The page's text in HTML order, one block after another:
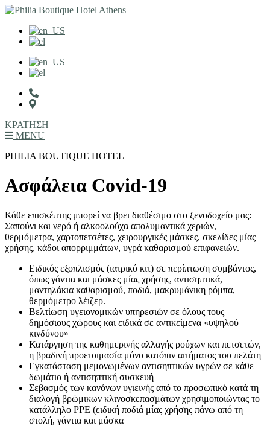
ΚΡΑΤΗΣΗ
MENU
PHILIA BOUTIQUE HOTEL
Ασφάλεια Covid-19
Κάθε επισκέπτης μπορεί να βρει διαθέσιμο στο ξενοδοχείο μας:
Σαπούνι και νερό ή αλκοολούχα απολυμαντικά χεριών,
θερμόμετρα, χαρτοπετσέτες, χειρουργικές μάσκες, σκελίδες μίας
χρήσης, κάδοι απορριμμάτων, υγρά καθαρισμού επιφανειών.
Ειδικός εξοπλισμός (ιατρικό κιτ) σε περίπτωση συμβάντος,
όπως γάντια και μάσκες μίας χρήσης, αντισηπτικά,
μαντηλάκια καθαρισμού, ποδιά, μακρυμάνικη ρόμπα,
θερμόμετρο λέιζερ.
Βελτίωση υγειονομικών υπηρεσιών σε όλους τους
δημόσιους χώρους και ειδικά σε αντικείμενα «υψηλού
κινδύνου»
Κατάργηση της καθημερινής αλλαγής ρούχων και πετσετών,
η βραδινή προετοιμασία μόνο κατόπιν αιτήματος του πελάτη
Εγκατάσταση μεμονωμένων αντισηπτικών υγρών σε κάθε
δωμάτιο ή αντισηπτική συσκευή
Σεβασμός των κανόνων υγιεινής από το προσωπικό κατά τη
διαλογή βρώμικων κλινοσκεπασμάτων χρησιμοποιώντας το
κατάλληλο PPE (ειδική ποδιά μίας χρήσης πάνω από τη
στολή, γάντια και μάσκα